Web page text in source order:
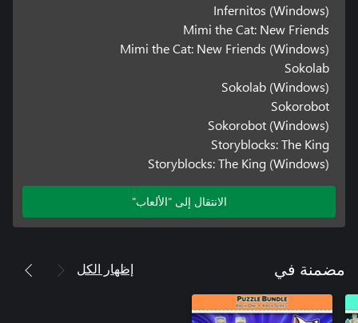
Infernitos (Windows)
Mimi the Cat: New Friends
Mimi the Cat: New Friends (Windows)
Sokolab
Sokolab (Windows)
Sokorobot
Sokorobot (Windows)
Storyblocks: The King
Storyblocks: The King (Windows)
الانتقال إلى "الألعاب"
مضمنة في إظهار الكل